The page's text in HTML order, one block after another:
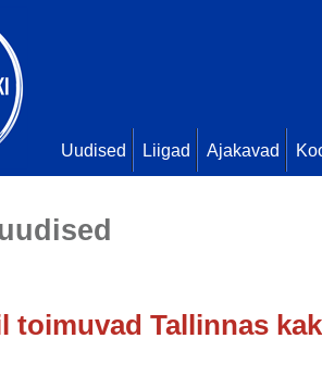
Uudised Liigad Ajakavad
toimuvad Tallinnas